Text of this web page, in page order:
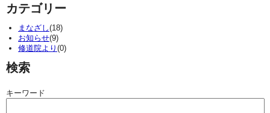
カテゴリー
まなざし(18)
お知らせ(9)
修道院より (0)
検索
キーワード